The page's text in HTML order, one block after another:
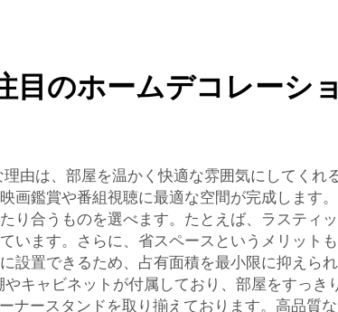
のホームデコレーシ
由は、部屋を温かく快適な雰囲気にしてくれ
鑑賞や番組視聴に最適な空間が完成します
り合うものを選べます。たとえば、ラスティ
ます。さらに、省スペースというメリット
置できるため、占有面積を最小限に抑えら
キャビネットが付属しており、部屋をすっき
ースタンドを取り揃えております。高品質